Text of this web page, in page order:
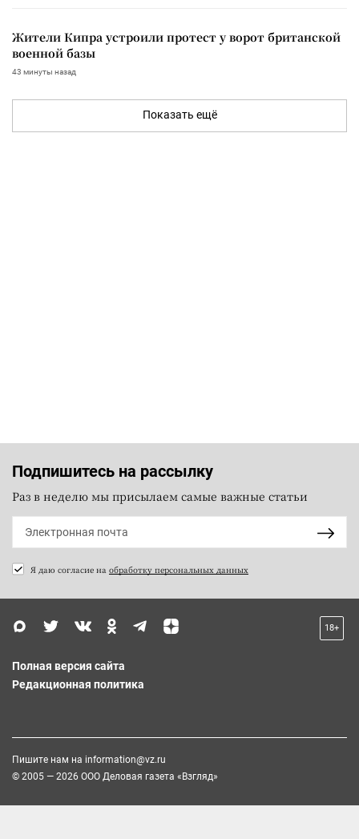
Жители Кипра устроили протест у ворот британской
военной базы
43 минуты назад
Показать ещё
Подпишитесь на рассылку
Раз в неделю мы присылаем самые важные статьи
Я даю согласие на обработку персональных данных
18+
Полная версия сайта
Редакционная политика
Пишите нам на information@vz.ru
© 2005 — 2026 ООО Деловая газета «Взгляд»